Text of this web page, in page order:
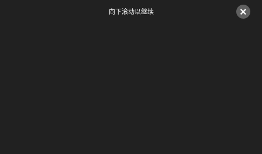
×
向下滚动以继续